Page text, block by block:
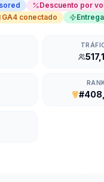
Descuento por
GA4 conectado